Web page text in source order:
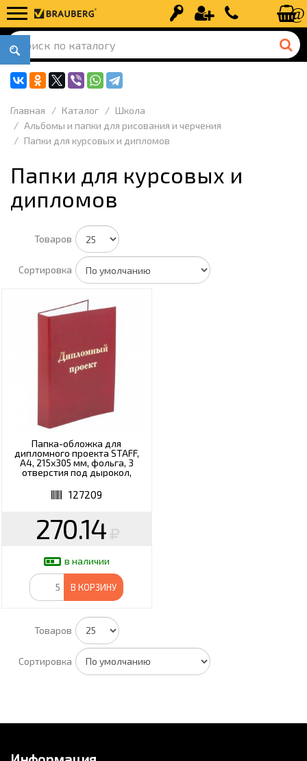
Вход Регистрация+7 (499) 110-
Главная Каталог
Школа
Альбомы и папки для рисования и черчения
Папки для курсовых и дипломов
Папки для курсовых и
дипломов
Товаров
Сортировка
Папка-обложка для
дипломного проекта STAFF,
А4, 215х305 мм, фольга, 3
отверстия под дырокол,
127209
270.14
в наличии
В КОРЗИНУ
Товаров
Сортировка